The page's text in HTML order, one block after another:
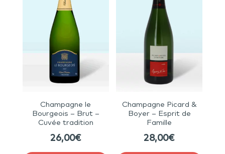
Champagne le
Bourgeois – Brut –
Cuvée tradition
26,00€
Champagne Picard &
Boyer – Esprit de
Famille
28,00€